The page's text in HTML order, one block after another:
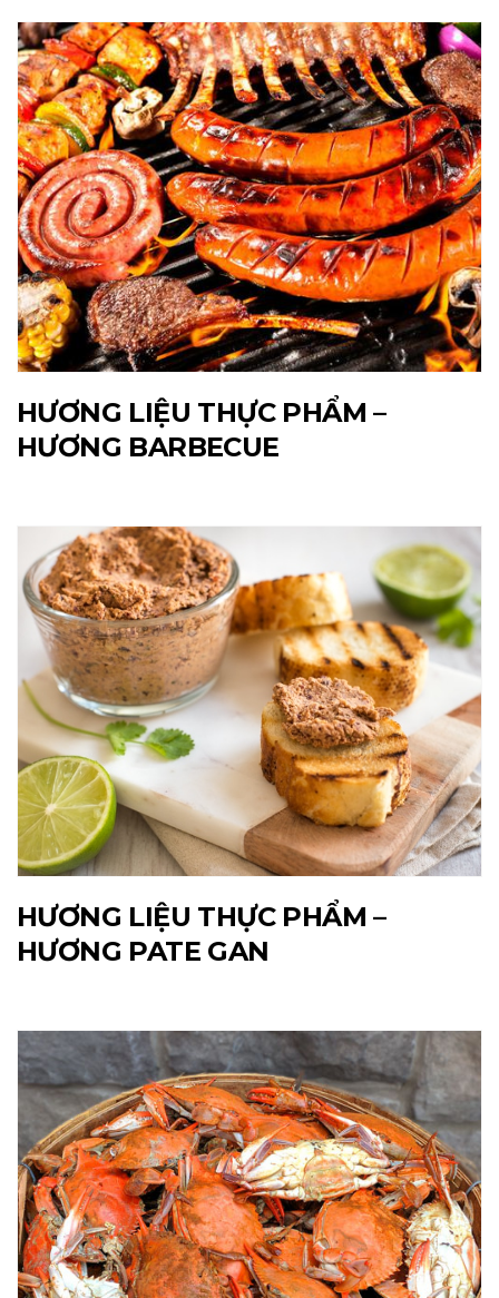
HƯƠNG LIỆU THỰC PHẨM –
HƯƠNG BARBECUE
HƯƠNG LIỆU THỰC PHẨM –
HƯƠNG PATE GAN